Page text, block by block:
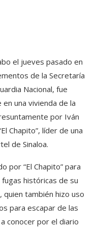
el jueves pasado en
de la Secretaría
Nacional, fue
una vivienda de la
por Iván
Chapito”, líder de una
de Sinaloa.
por “El Chapito” para
históricas de su
quien también hizo uso
para escapar de las
conocer por el diario